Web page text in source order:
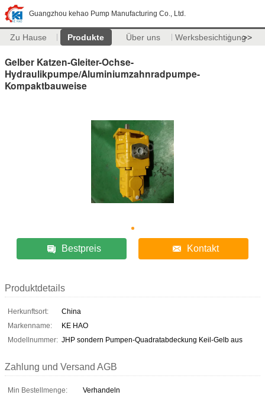
Guangzhou kehao Pump Manufacturing Co., Ltd.
Zu Hause Produkte Über uns Werksbesichtigung>>
Gelber Katzen-Gleiter-Ochse-
Hydraulikpumpe/Aluminiumzahnradpumpe-
Kompaktbauweise
Bestpreis Kontakt
Produktdetails
Herkunftsort:
China
Markenname:
KE HAO
Modellnummer: JHP sondern Pumpen-Quadratabdeckung Keil-Gelb aus
Zahlung und Versand AGB
Min Bestellmenge:
Verhandeln